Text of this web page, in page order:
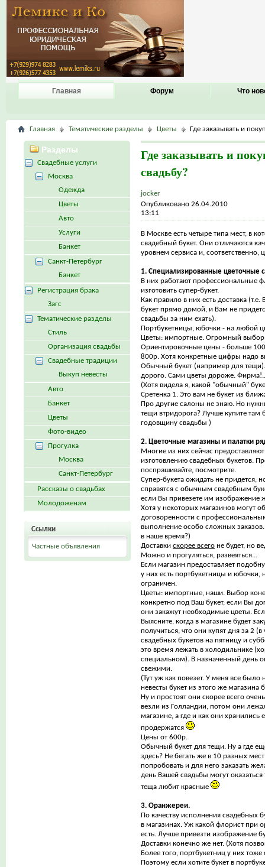
Главная Форум Что
Главная Тематические разделы Цветы Где заказывать и
Где заказывать и
свадьбу?
jocker
Опубликовано 26.04.2010
13:11
В Москве есть четыре типа мест, в
свадебный букет. Они отличаются
уровнем сервиса и, соответственно,
1. Специализированные цветочные
В них работают профессиональные
изготовить супер-букет.
Как правило в них есть доставка
букет прямо домой, и Вам не
свадьбы за ним ехать).
Портбукетницы, юбочки - на любой
Цветы: импортные. Огромный
Ориентировочные цены - больше
800р. Хотя конкретные цифры надо
Обычный букет (например для
дорого. Сами цветы дороже.
(Хотя видела я, какой "обычный"
Сретенка 1. Это вам не букет из
Про другие салоны не знаю. Но
тещи втридорога? Лучше купите там
годовщину свадьбы )
2. Цветочные магазины и палатки
Многие из них сейчас
изготовлению свадебных букетов.
поспрашивайте, посмотрите.
Супер-букета ожидать не придется,
справятся с обычным свадебным
если Вы привезете им изображение
Хотя у некоторых магазинов могут
договоренности с
выполнение особо сложных заказов.
в наше время?)
Доставки скорее всегоне будет, но
Можно и прогуляться, развеяться...
Если магазин предоставляет
у них есть портбукетницы и юбочки,
ограничен.
Цветы: импортные, наши. Выбор
конкретно под Ваш букет, если Вы
они закажут необходимые цветы.
Выясните, когда в магазине будет
получиться, что они купят дня за 2 (в
свадебных букетов на пятницу и
это время лежать в холодильнике
специальном). В назначенный день
свежими.
(Тут уж как повезет. У меня все было
невесты букет из этого же
Ну и простоят они скорее всего
везли из Голландии, потом они
магазине, а где и как они хранились
продержатся
Цены от 600р.
Обычный букет для тещи. Ну а где
здесь? Не бегать же в 10 разных
попробовать и для него заказать
день Вашей свадьбы могут
теща любит красные
3. Оранжереи.
По качеству исполнения свадебных
в магазинах. Уж какой флорист при
есть. Лучше привезти изображение
Доставки конечно же нет. (Хотя
Более того, портбукетниц у них тоже
Поэтому если хотите букет в
Разделы
Свадебные услуги
Москва
Одежда
Цветы
Авто
Услуги
Банкет
Санкт-Петербург
Банкет
Регистрация брака
Загс
Тематические разделы
Стиль
Организация свадьбы
Свадебные традиции
Выкуп невесты
Авто
Банкет
Цветы
Фото-видео
Прогулка
Москва
Санкт-Петербург
Рассказы о свадьбах
Молодоженам
Ссылки
Частные объявления